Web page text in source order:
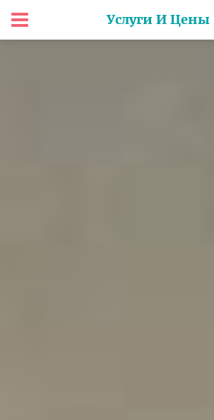
Услуги И Цены